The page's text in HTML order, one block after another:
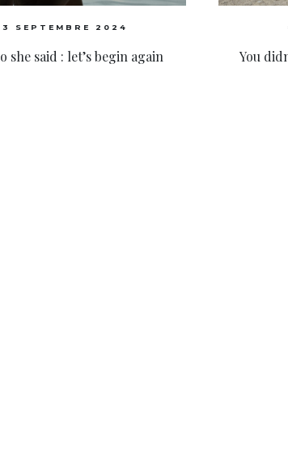
3 SEPTEMBRE 2024
she said : let’s begin again
You